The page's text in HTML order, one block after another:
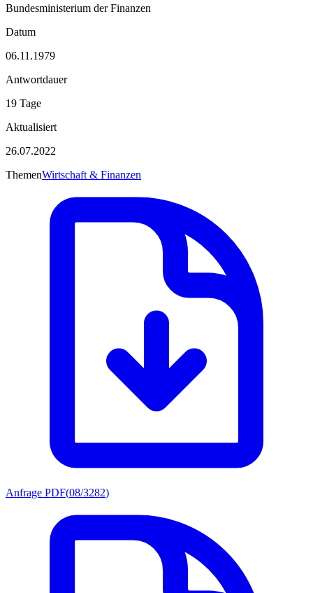
Bundesministerium der Finanzen
Datum
06.11.1979
Antwortdauer
19 Tage
Aktualisiert
26.07.2022
ThemenWirtschaft & Finanzen
Anfrage PDF(08/3282)